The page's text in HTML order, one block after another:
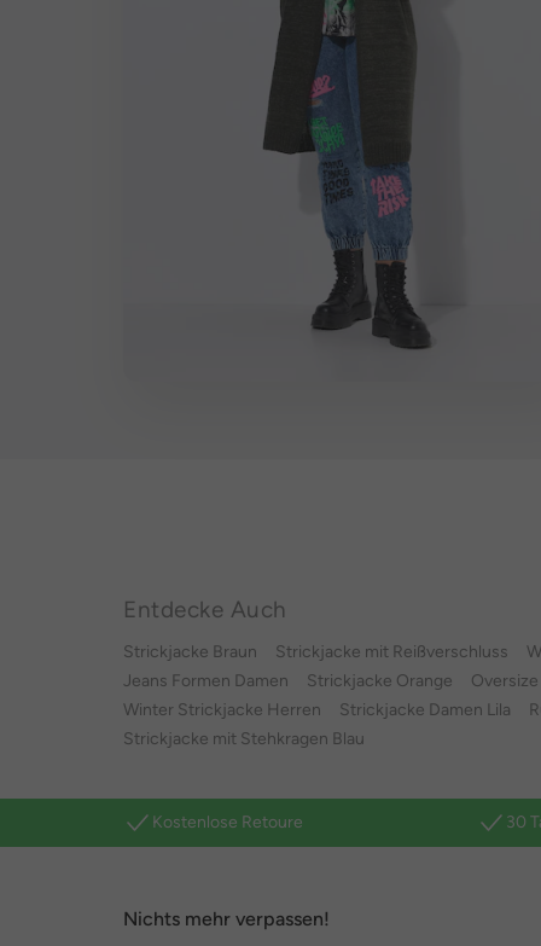
Entdecke Auch
Strickjacke Braun Strickjacke mit Reißverschluss
Jeans Formen Damen
Strickjacke Orange
Winter Strickjacke Herren
Strickjacke Damen Lila
Strickjacke mit Stehkragen Blau
Kostenlose Retoure 30
Nichts mehr verpassen!